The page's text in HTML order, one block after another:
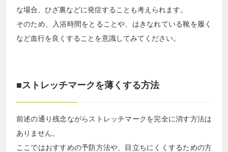
な場合、ひざ裏などに発症することも考えられます。
そのため、入浴時間をとることや、はきなれている靴を履く
など血行を良くすることを意識してみてください。
■ストレッチマークを薄くする方法
前述の通り残念ながらストレッチマークを完全に消す方法は
ありません。
ここではおすすめの予防方法や、目立ちにくくするための方